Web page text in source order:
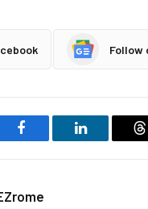
Follow
Facebook LinkedIn